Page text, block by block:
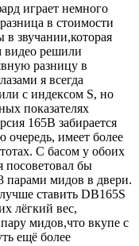
играет немного
в стоимости
звучании,которая
видео решили
разницу в
я всегда
с индексом S, но
показателях
165B забирается
очередь, имеет более
С басом у обоих
посоветовал бы
парами мидов в двери.
ставить DB165S
лёгкий вес,
мидов,что вкупе с
ещё более